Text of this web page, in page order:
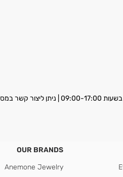
קשר במספר
OUR BRANDS
Anemone Jewelry